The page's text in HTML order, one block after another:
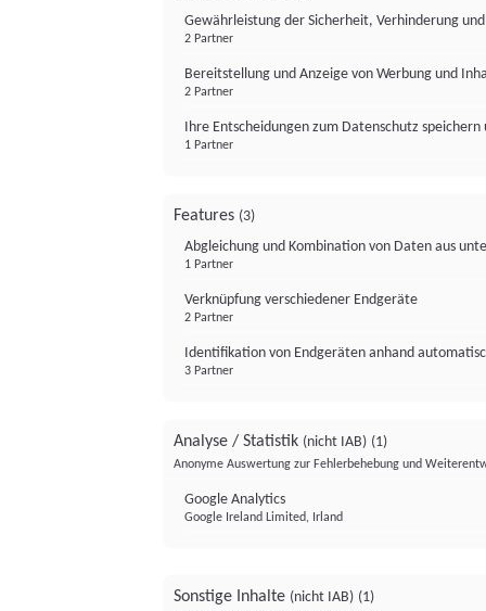
Gewährleistung der Sicherheit, Verhinderung
2 Partner
Bereitstellung und Anzeige von Werbung und
2 Partner
Ihre Entscheidungen zum Datenschutz
1 Partner
Features (3)
Abgleichung und Kombination von Daten aus
1 Partner
Verknüpfung verschiedener Endgeräte
2 Partner
Identifikation von Endgeräten anhand
3 Partner
Analyse / Statistik (nicht IAB) (1)
Anonyme Auswertung zur Fehlerbehebung und
Google Analytics
Google Ireland Limited, Irland
Sonstige Inhalte (nicht IAB) (1)